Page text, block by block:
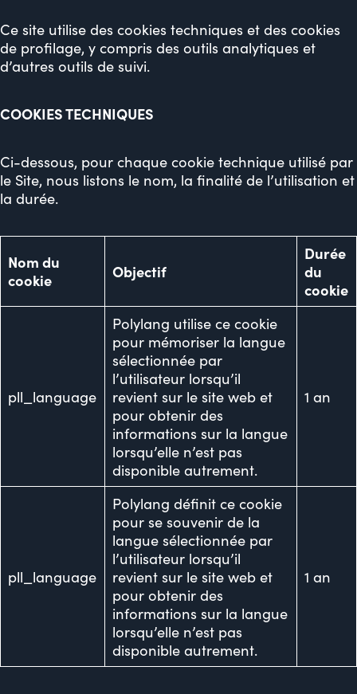
Ce site utilise des cookies techniques et des cookies
de profilage, y compris des outils analytiques et
d’autres outils de suivi.
COOKIES TECHNIQUES
Ci-dessous, pour chaque cookie technique utilisé par
le Site, nous listons le nom, la finalité de l’utilisation et
la durée.
Nom du
cookie
Objectif
Durée
du
cookie
pll_language
Polylang utilise ce cookie
pour mémoriser la langue
sélectionnée par
l’utilisateur lorsqu’il
revient sur le site web et
pour obtenir des
informations sur la langue
lorsqu’elle n’est pas
disponible autrement.
1 an
pll_language
Polylang définit ce cookie
pour se souvenir de la
langue sélectionnée par
l’utilisateur lorsqu’il
revient sur le site web et
pour obtenir des
informations sur la langue
lorsqu’elle n’est pas
disponible autrement.
1 an